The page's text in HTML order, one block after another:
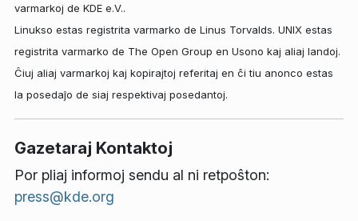
varmarkoj de KDE e.V..
Linukso estas registrita varmarko de Linus Torvalds. UNIX estas
registrita varmarko de The Open Group en Usono kaj aliaj landoj.
Ĉiuj aliaj varmarkoj kaj kopirajtoj referitaj en ĉi tiu anonco estas
la posedaĵo de siaj respektivaj posedantoj.
Gazetaraj Kontaktoj
Por pliaj informoj sendu al ni retpoŝton:
press@kde.org